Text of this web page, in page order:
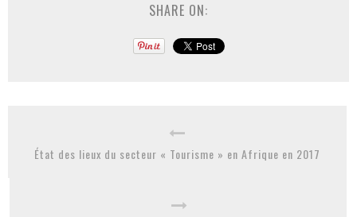
SHARE ON:
État des lieux du secteur « Tourisme » en Afrique en 2017